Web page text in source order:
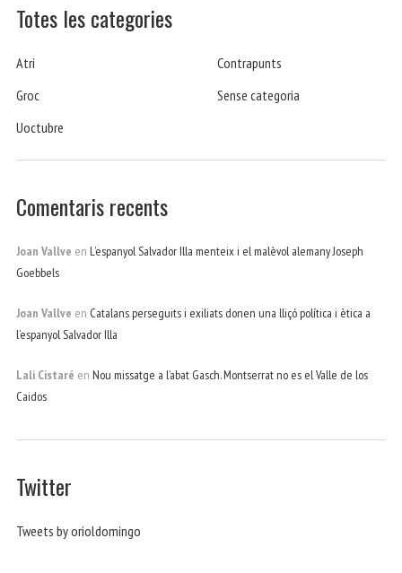
Totes les categories
Atri
Contrapunts
Groc
Sense categoria
Uoctubre
Comentaris recents
Joan Vallve en L’espanyol Salvador Illa menteix i el malèvol alemany Joseph
Goebbels
Joan Vallve en Catalans perseguits i exiliats donen una lliçó política i ètica a
l’espanyol Salvador Illa
Lali Cistaré en Nou missatge a l’abat Gasch. Montserrat no es el Valle de los
Caidos
Twitter
Tweets by orioldomingo